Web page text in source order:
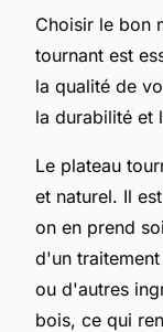
Choisir le bon
tournant est
la qualité de
la durabilité et
Le plateau
et naturel. Il
on en prend
d'un
ou d'autres
bois, ce qui